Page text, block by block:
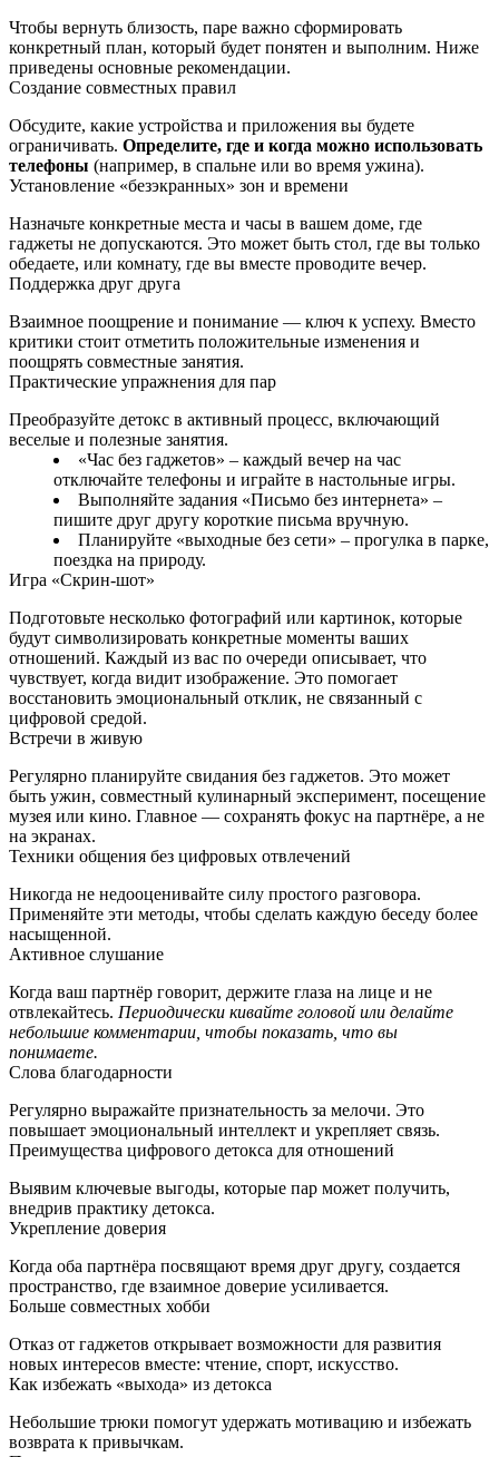
Чтобы вернуть близость, паре важно сформировать
конкретный план, который будет понятен и выполним. Ниже
приведены основные рекомендации.
Создание совместных правил
Обсудите, какие устройства и приложения вы будете
ограничивать. Определите, где и когда можно использовать
телефоны (например, в спальне или во время ужина).
Установление «безэкранных» зон и времени
Назначьте конкретные места и часы в вашем доме, где
гаджеты не допускаются. Это может быть стол, где вы только
обедаете, или комнату, где вы вместе проводите вечер.
Поддержка друг друга
Взаимное поощрение и понимание — ключ к успеху. Вместо
критики стоит отметить положительные изменения и
поощрять совместные занятия.
Практические упражнения для пар
Преобразуйте детокс в активный процесс, включающий
веселые и полезные занятия.
«Час без гаджетов» – каждый вечер на час
отключайте телефоны и играйте в настольные игры.
Выполняйте задания «Письмо без интернета» –
пишите друг другу короткие письма вручную.
Планируйте «выходные без сети» – прогулка в парке,
поездка на природу.
Игра «Скрин‑шот»
Подготовьте несколько фотографий или картинок, которые
будут символизировать конкретные моменты ваших
отношений. Каждый из вас по очереди описывает, что
чувствует, когда видит изображение. Это помогает
восстановить эмоциональный отклик, не связанный с
цифровой средой.
Встречи в живую
Регулярно планируйте свидания без гаджетов. Это может
быть ужин, совместный кулинарный эксперимент, посещение
музея или кино. Главное — сохранять фокус на партнёре, а не
на экранах.
Техники общения без цифровых отвлечений
Никогда не недооценивайте силу простого разговора.
Применяйте эти методы, чтобы сделать каждую беседу более
насыщенной.
Активное слушание
Когда ваш партнёр говорит, держите глаза на лице и не
отвлекайтесь. Периодически кивайте головой или делайте
небольшие комментарии, чтобы показать, что вы
понимаете.
Слова благодарности
Регулярно выражайте признательность за мелочи. Это
повышает эмоциональный интеллект и укрепляет связь.
Преимущества цифрового детокса для отношений
Выявим ключевые выгоды, которые пар может получить,
внедрив практику детокса.
Укрепление доверия
Когда оба партнёра посвящают время друг другу, создается
пространство, где взаимное доверие усиливается.
Больше совместных хобби
Отказ от гаджетов открывает возможности для развития
новых интересов вместе: чтение, спорт, искусство.
Как избежать «выхода» из детокса
Небольшие трюки помогут удержать мотивацию и избежать
возврата к привычкам.